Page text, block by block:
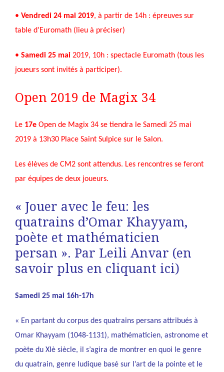
• Vendredi 24 mai 2019, à partir de 14h : épreuves sur
table d’Euromath (lieu à préciser)
• Samedi 25 mai 2019, 10h : spectacle Euromath (tous les
joueurs sont invités à participer).
Open 2019 de Magix 34
Le 17e Open de Magix 34 se tiendra le Samedi 25 mai
2019 à 13h30 Place Saint Sulpice sur le Salon.
Les élèves de CM2 sont attendus. Les rencontres se feront
par équipes de deux joueurs.
« Jouer avec le feu: les
quatrains d’Omar Khayyam,
poète et mathématicien
persan ». Par Leili Anvar (en
savoir plus en cliquant ici)
Samedi 25 mai 16h-17h
« En partant du corpus des quatrains persans attribués à
Omar Khayyam (1048-1131), mathématicien, astronome et
poète du XIè siècle, il s’agira de montrer en quoi le genre
du quatrain, genre ludique basé sur l’art de la pointe et le